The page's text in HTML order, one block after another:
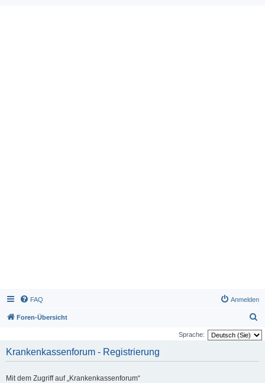
FAQ Anmelden
Foren-Übersicht
u
Sprache:
Krankenkassenforum - Registrierung
Mit dem Zugriff auf „Krankenkassenforum“